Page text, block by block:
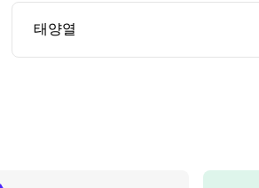
태양열